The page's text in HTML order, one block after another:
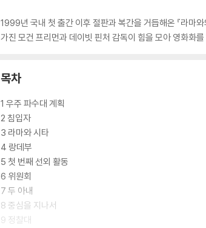
1999년 국내 첫 출간 이후 절판과 복간을 거듭해온 『라마
가진 모건 프리먼과 데이빗 핀처 감독이 힘을 모아 영화화
목차
1 우주 파수대 계획
2 침입자
3 라마와 시타
4 랑데부
5 첫 번째 선외 활동
6 위원회
7 두 아내
8 중심을 지나서
9 정찰대